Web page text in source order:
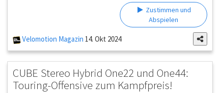
Zustimmen und
Abspielen
Velomotion Magazin 14. Okt 2024
CUBE Stereo Hybrid One22 und One44:
Touring-Offensive zum Kampfpreis!